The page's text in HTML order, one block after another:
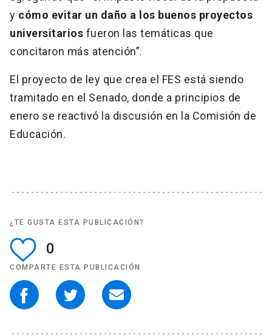
y cómo evitar un daño a los buenos proyectos
universitarios fueron las temáticas que
concitaron más atención”.
El proyecto de ley que crea el FES está siendo
tramitado en el Senado, donde a principios de
enero se reactivó la discusión en la Comisión de
Educación.
¿TE GUSTA ESTA PUBLICACIÓN?
0
COMPARTE ESTA PUBLICACIÓN